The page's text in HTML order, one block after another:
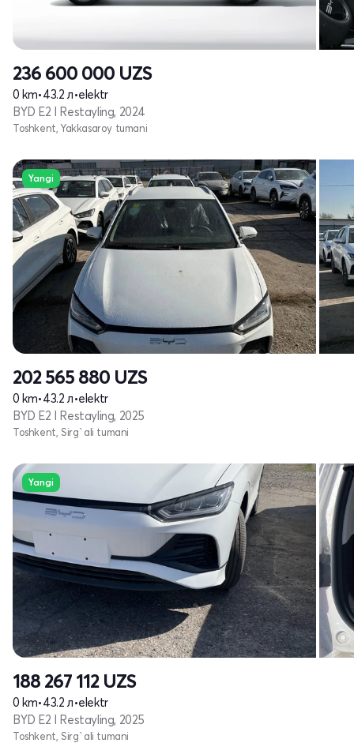
236 600 000 UZS
0 km•43.2 л•elektr
BYD E2 I Restayling, 2024
Toshkent, Yakkasaroy tumani
Yangi
202 565 880 UZS
0 km•43.2 л•elektr
BYD E2 I Restayling, 2025
Toshkent, Sirg`ali tumani
Yangi
188 267 112 UZS
0 km•43.2 л•elektr
BYD E2 I Restayling, 2025
Toshkent, Sirg`ali tumani